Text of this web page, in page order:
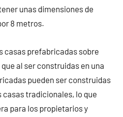
unas dimensiones de
8 metros.
casas prefabricadas sobre
al ser construidas en una
pueden ser construidas
tradicionales, lo que
para los propietarios y